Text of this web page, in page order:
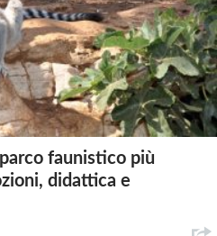
faunistico più
didattica e